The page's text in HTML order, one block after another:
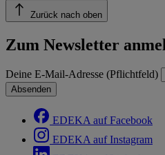
Zurück nach oben
Zum Newsletter
Deine E-Mail-Adresse (Pflichtfeld)
Absenden
EDEKA auf Facebook
EDEKA auf Instagram